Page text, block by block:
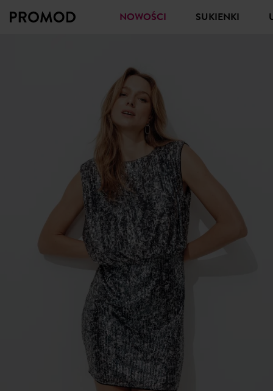
NOWOŚCI SUKIENKI